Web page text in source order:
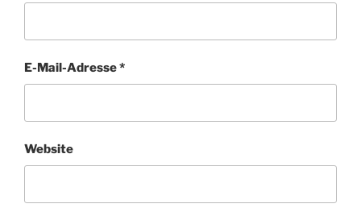
E-Mail-Adresse*
Website